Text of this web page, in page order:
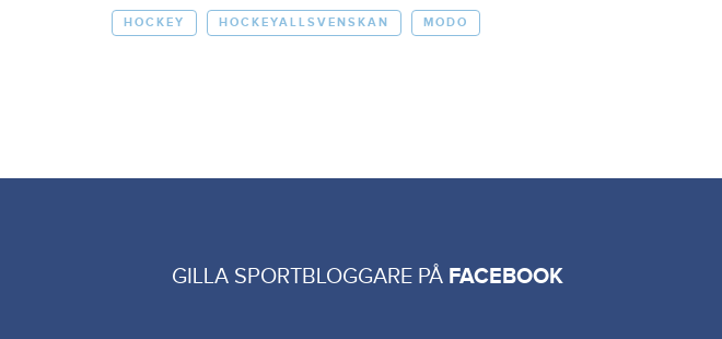
HOCKEY HOCKEYALLSVENSKAN MODO
GILLA SPORTBLOGGARE PÅ FACEBOOK